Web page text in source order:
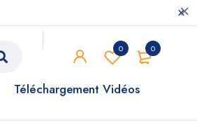
0
0
Téléchargement Vidéos